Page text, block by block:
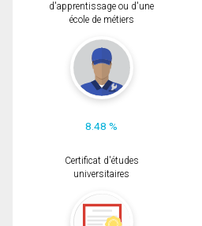
d'apprentissage ou d'une
école de métiers
8.48 %
Certificat d'études
universitaires